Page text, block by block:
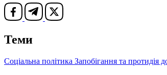
Теми
Соціальна політика Запобігання та протидія